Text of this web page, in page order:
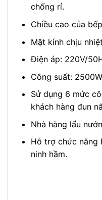
chống rỉ.
Chiều cao của
Mặt kính chịu
Điện áp: 220V/
Công suất: 2500W
Sử dụng 6 mức
khách hàng đun
Nhà hàng lẩu
Hỗ trợ chức năng
ninh hầm.